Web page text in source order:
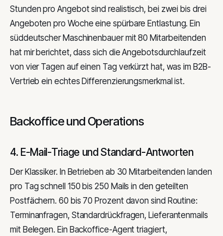
Stunden pro Angebot sind realistisch, bei zwei bis drei
Angeboten pro Woche eine spürbare Entlastung. Ein
süddeutscher Maschinenbauer mit 80 Mitarbeitenden
hat mir berichtet, dass sich die Angebotsdurchlaufzeit
von vier Tagen auf einen Tag verkürzt hat, was im B2B-
Vertrieb ein echtes Differenzierungsmerkmal ist.
Backoffice und Operations
4. E-Mail-Triage und Standard-Antworten
Der Klassiker. In Betrieben ab 30 Mitarbeitenden landen
pro Tag schnell 150 bis 250 Mails in den geteilten
Postfächern. 60 bis 70 Prozent davon sind Routine:
Terminanfragen, Standardrückfragen, Lieferantenmails
mit Belegen. Ein Backoffice-Agent triagiert,